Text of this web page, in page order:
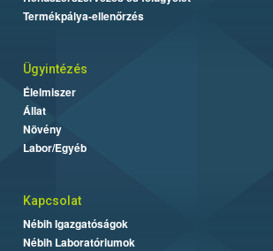
Termékpálya-ellenőrzés
Ügyintézés
Élelmiszer
Állat
Növény
Labor/Egyéb
Kapcsolat
Nébih Igazgatóságok
Nébih Laboratóriumok